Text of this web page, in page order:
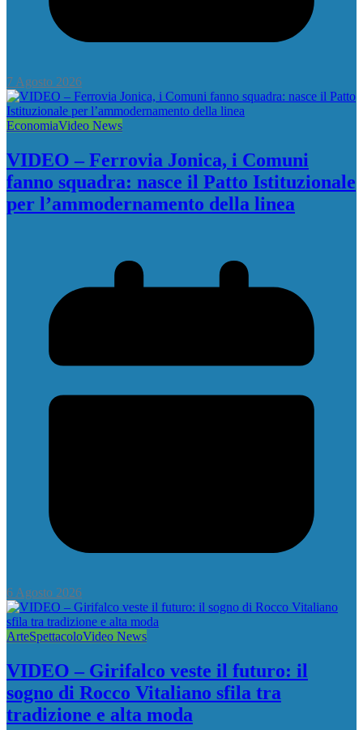
7 Agosto 2026
EconomiaVideo News
VIDEO – Ferrovia Jonica, i Comuni
fanno squadra: nasce il Patto Istituzionale
per l’ammodernamento della linea
6 Agosto 2026
ArteSpettacoloVideo News
VIDEO – Girifalco veste il futuro: il
sogno di Rocco Vitaliano sfila tra
tradizione e alta moda